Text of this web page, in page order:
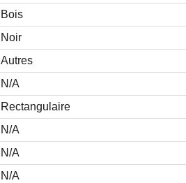
Bois
Noir
Autres
N/A
Rectangulaire
N/A
N/A
N/A